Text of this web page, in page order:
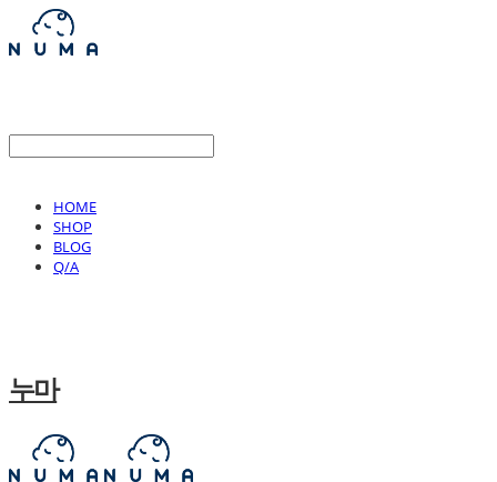
HOME
SHOP
BLOG
Q/A
누마